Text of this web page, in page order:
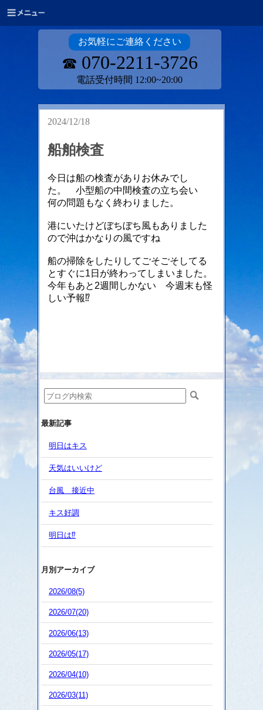
お気軽にご連絡ください
☎ 070-2211-3726
電話受付時間 12:00~20:00
2024/12/18
船舶検査
今日は船の検査がありお休みでし
た。 小型船の中間検査の立ち会い
何の問題もなく終わりました。
港にいたけどぼちぼち風もありました
ので沖はかなりの風ですね
船の掃除をしたりしてごそごそしてる
とすぐに1日が終わってしまいました。
今年もあと2週間しかない 今週末も怪
しい予報⁉️
最新記事
明日はキス
天気はいいけど
台風 接近中
キス好調
明日は⁉️
月別アーカイブ
2026/08(5)
2026/07(20)
2026/06(13)
2026/05(17)
2026/04(10)
2026/03(11)